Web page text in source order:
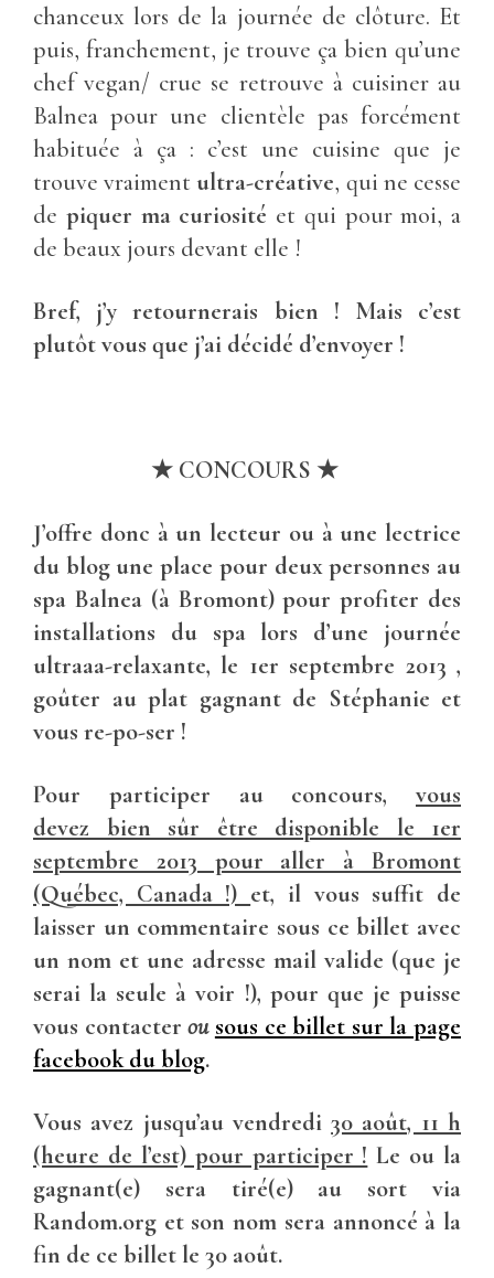
chanceux lors de la journée de clôture. Et
puis, franchement, je trouve ça bien qu’une
chef vegan/ crue se retrouve à cuisiner au
Balnea pour une clientèle pas forcément
habituée à ça : c’est une cuisine que je
trouve vraiment ultra-créative, qui ne cesse
de piquer ma curiosité et qui pour moi, a
de beaux jours devant elle !
Bref, j’y retournerais bien !
Mais c’est
plutôt vous que j’ai décidé d’envoyer !
★ CONCOURS ★
J’offre donc à un lecteur ou à une lectrice
du blog une place pour deux personnes au
spa Balnea (à Bromont) pour profiter des
installations du spa lors d’une journée
ultraaa-relaxante, le 1er septembre 2013 ,
goûter au plat gagnant de Stéphanie et
vous re-po-ser !
Pour participer au concours, vous
devez bien sûr être disponible le 1er
septembre 2013 pour aller à Bromont
(Québec, Canada !) et, il vous suffit de
laisser un commentaire sous ce billet avec
un nom et une adresse mail valide (que je
serai la seule à voir !), pour que je puisse
vous contacterou sous ce billet sur la page
facebook du blog.
Vous avez jusqu’au vendredi30 août, 11 h
(heure de l’est) pour participer ! Le ou la
gagnant(e) sera tiré(e) au sort via
Random.org et son nom sera annoncé à la
fin de ce billet le 30 août.